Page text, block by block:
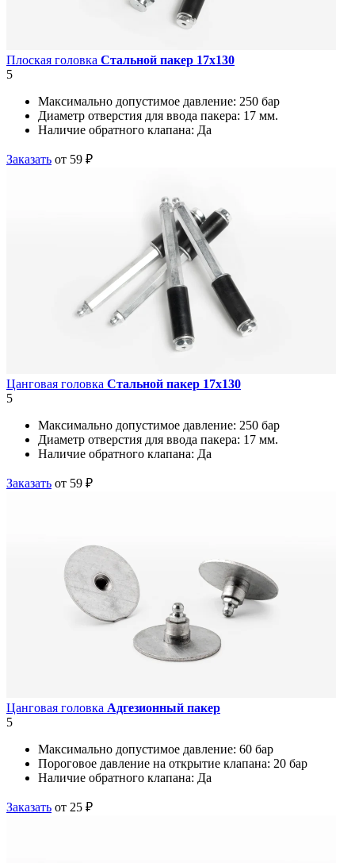
Плоская головка Стальной пакер 17х130
5
Максимально допустимое давление: 250 бар
Диаметр отверстия для ввода пакера: 17 мм.
Наличие обратного клапана: Да
Заказать от 59 ₽
Цанговая головка Стальной пакер 17х130
5
Максимально допустимое давление: 250 бар
Диаметр отверстия для ввода пакера: 17 мм.
Наличие обратного клапана: Да
Заказать от 59 ₽
Цанговая головка Адгезионный пакер
5
Максимально допустимое давление: 60 бар
Пороговое давление на открытие клапана: 20 бар
Наличие обратного клапана: Да
Заказать от 25 ₽